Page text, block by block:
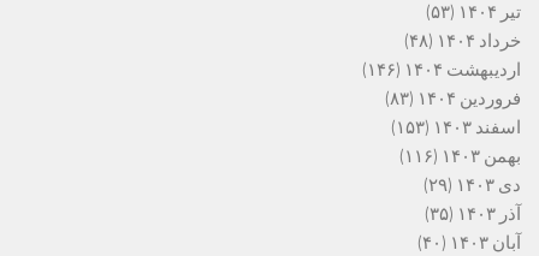
تیر ۱۴۰۴
(۵۳)
خرداد ۱۴۰۴
(۴۸)
اردیبهشت ۱۴۰۴
(۱۴۶)
فروردین ۱۴۰۴
(۸۳)
اسفند ۱۴۰۳
(۱۵۳)
بهمن ۱۴۰۳
(۱۱۶)
دی ۱۴۰۳
(۲۹)
آذر ۱۴۰۳
(۳۵)
آبان ۱۴۰۳
(۴۰)